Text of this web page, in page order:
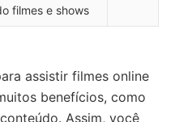
filmes e shows
assistir filmes online
benefícios, como
Assim, você